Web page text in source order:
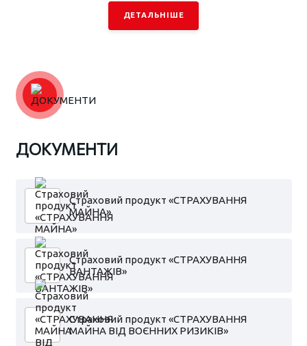
ДЕТАЛЬНІШЕ
ДОКУМЕНТИ
Страховий продукт «СТРАХУВАННЯ
МАЙНА»
Страховий продукт «СТРАХУВАННЯ
ВАНТАЖІВ»
Страховий продукт «СТРАХУВАННЯ
МАЙНА ВІД ВОЄННИХ РИЗИКІВ»